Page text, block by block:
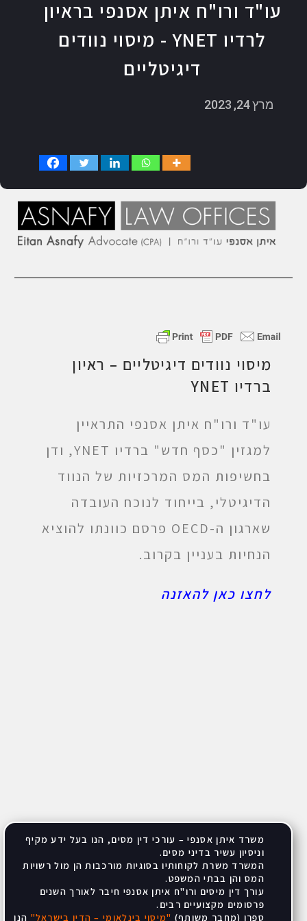
עו"ד ורו"ח איתן אסנפי בראיון
לרדיו YNET - מיסוי נוודים
דיגיטליים
מרץ 24, 2023
מיסוי נוודים דיגיטליים – ראיון
ברדיו YNET
עו"ד ורו"ח איתן אסנפי התראיין
למגזין "כסף חדש" ברדיו YNET, ודן
בחשיפות המס המרכזיות של הנווד
הדיגיטלי, בייחוד לנוכח העובדה
שארגון ה-OECD פרסם כוונתו להוציא
הנחיות בעניין בקרוב.
לחצו כאן להאזנה
משרד איתן אסנפי – עורכי דין מסים, הנו בעל ידע מקיף
וניסיון עשיר בדיני מסים.
המשרד משרת לקוחותיו בסוגיות מורכבות הן מול רשויות
המס והן בבתי המשפט.
עורך דין מיסים ורו"ח איתן אסנפי חיבר לאורך השנים
פרסומים מקצועיים רבים .
ספרו (מחבר משותף) "מיסוי בינלאומי – הדין בישראל" הנו